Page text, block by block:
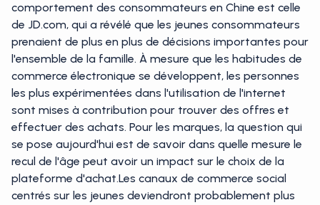
comportement des consommateurs en Chine est celle
de JD.com, qui a révélé que les jeunes consommateurs
prenaient de plus en plus de décisions importantes pour
l'ensemble de la famille. À mesure que les habitudes de
commerce électronique se développent, les personnes
les plus expérimentées dans l'utilisation de l'internet
sont mises à contribution pour trouver des offres et
effectuer des achats. Pour les marques, la question qui
se pose aujourd'hui est de savoir dans quelle mesure le
recul de l'âge peut avoir un impact sur le choix de la
plateforme d'achat.Les canaux de commerce social
centrés sur les jeunes deviendront probablement plus